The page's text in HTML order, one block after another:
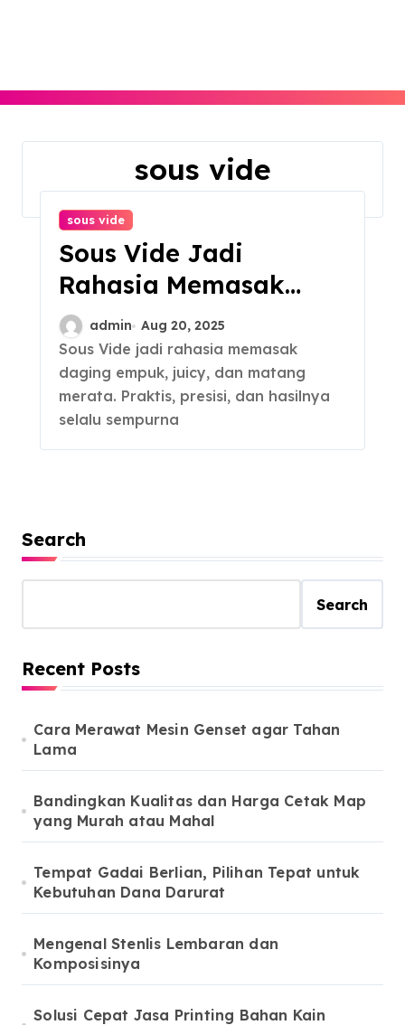
sous vide
sous vide
Sous Vide Jadi
Rahasia Memasak
Daging Empuk
admin Aug 20, 2025
Sous Vide jadi rahasia memasak
daging empuk, juicy, dan matang
merata. Praktis, presisi, dan hasilnya
selalu sempurna
Search
Search
Recent Posts
Cara Merawat Mesin Genset agar Tahan
Lama
Bandingkan Kualitas dan Harga Cetak Map
yang Murah atau Mahal
Tempat Gadai Berlian, Pilihan Tepat untuk
Kebutuhan Dana Darurat
Mengenal Stenlis Lembaran dan
Komposisinya
Solusi Cepat Jasa Printing Bahan Kain